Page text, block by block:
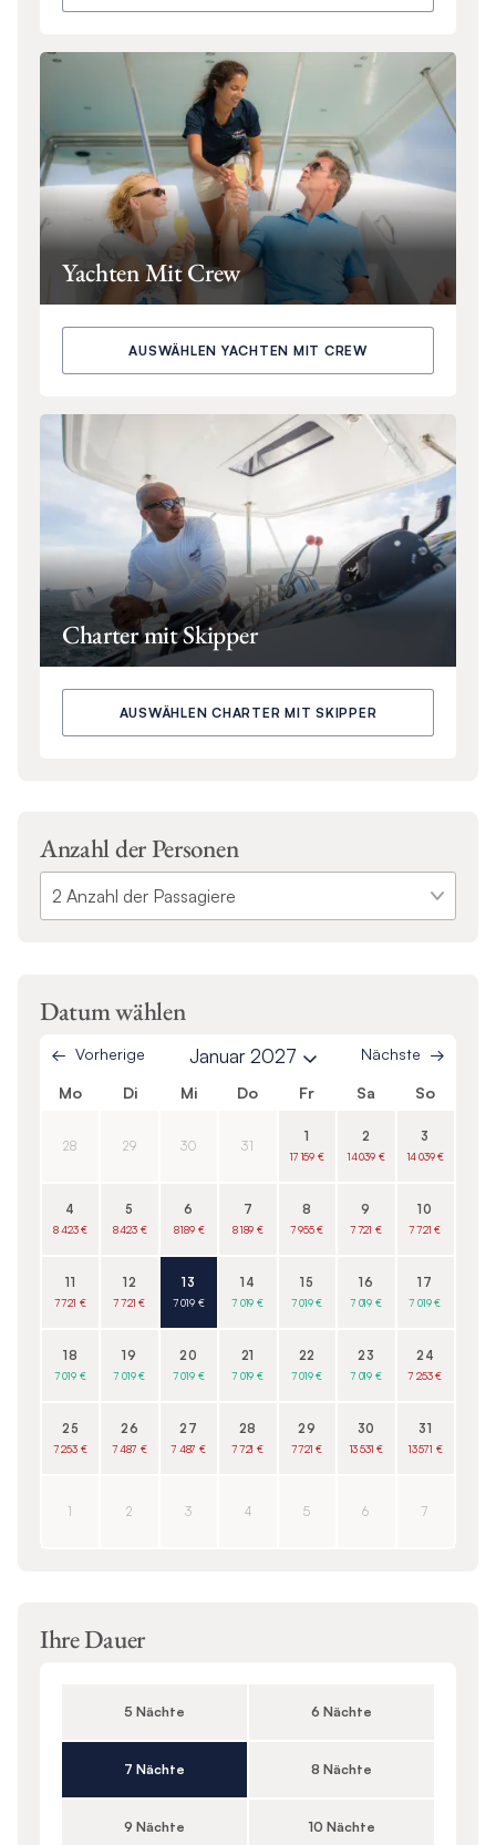
Yachten Mit Crew
AUSWÄHLEN YACHTEN MIT CREW
Charter mit Skipper
AUSWÄHLEN CHARTER MIT SKIPPER
Anzahl der Personen
Datum wählen
Vorherige Januar 2027 Nächste
Mo Di Mi Do Fr Sa So
28 29 30 31
1
17 159 €
2
14 039 €
3
14 039 €
4
8 423 €
5
8 423 €
6
8 189 €
7
8 189 €
8
7 955 €
9
7 721 €
10
7 721 €
11
7 721 €
12
7 721 €
13
7 019 €
14
7 019 €
15
7 019 €
16
7 019 €
17
7 019 €
18
7 019 €
19
7 019 €
20
7 019 €
21
7 019 €
22
7 019 €
23
7 019 €
24
7 253 €
25
7 253 €
26
7 487 €
27
7 487 €
28
7 721 €
29
7 721 €
30
13 531 €
31
13 571 €
1 2 3 4 5 6 7
Ihre Dauer
5 Nächte 6 Nächte
7 Nächte 8 Nächte
9 Nächte 10 Nächte